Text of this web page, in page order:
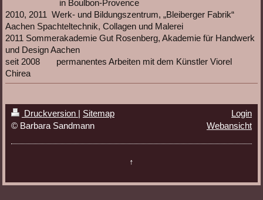
in Boulbon-Provence
2010, 2011 Werk- und Bildungszentrum, „Bleiberger Fabrik“
Aachen Spachteltechnik, Collagen und Malerei
2011 Sommerakademie Gut Rosenberg, Akademie für Handwerk
und Design Aachen
seit 2008 permanentes Arbeiten mit dem Künstler Viorel
Chirea
Druckversion | Sitemap
© Barbara Sandmann
Login
Webansicht
↑